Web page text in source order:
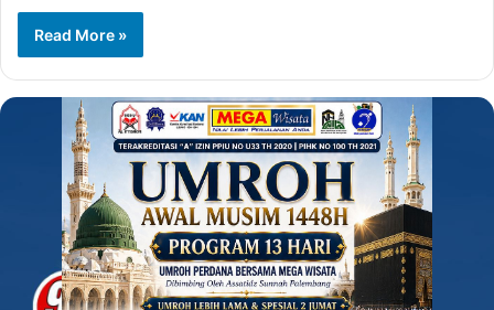
Read More »